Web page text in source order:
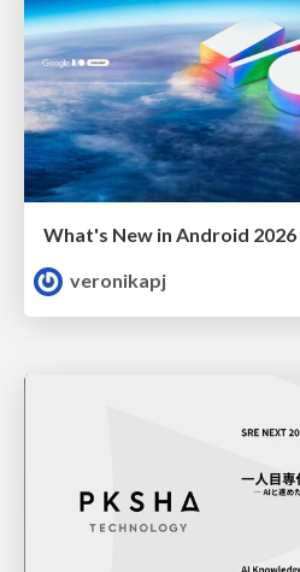
What's New in Android 2026
veronikapj